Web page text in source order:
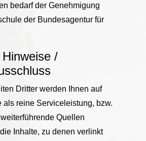
bedarf der Genehmigung
der Bundesagentur für
/
Dritter werden Ihnen auf
als reine Serviceleistung, bzw.
Quellen
Inhalte, zu denen verlinkt